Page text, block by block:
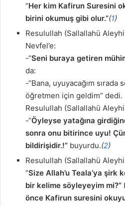
“Her kim Kafirun Suresini
birini okumuş gibi olur.”(1)
Resulullah (Sallallahü
Nevfel’e:
-“Seni buraya getiren
da:
-“Bana, uyuyacağım
öğretmen için geldim” dedi.
Resulullah (Sallallahü
-“Öyleyse yatağına
sonra onu bitirince uyu!
bildirişidir.!” buyurdu.(2)
Resulullah (Sallallahü
“Size Allah’u Teala’ya
bir kelime söyleyeyim mi?”
önce Kafirun suresini